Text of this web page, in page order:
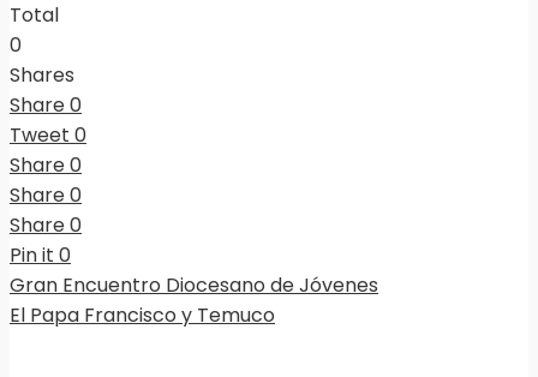
Total
0
Shares
Share0
Tweet 0
Share0
Share0
Share0
Pin it 0
Gran Encuentro Diocesano de Jóvenes
El Papa Francisco y Temuco